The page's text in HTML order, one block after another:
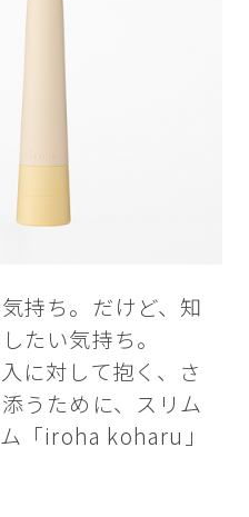
持ち。だけど、知
たい気持ち。
に対して抱く、さ
うために、スリム
「iroha koharu」